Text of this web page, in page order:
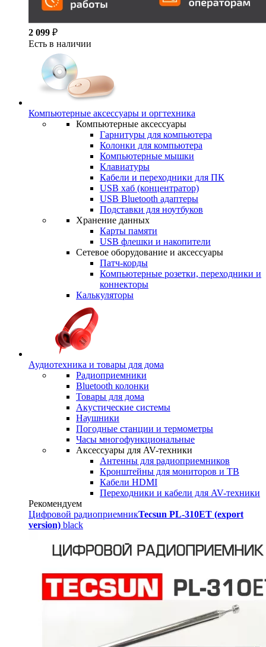
2 099 ₽
Есть в наличии
Компьютерные аксессуары и оргтехника
Компьютерные аксессуары
Гарнитуры для компьютера
Колонки для компьютера
Компьютерные мышки
Клавиатуры
Кабели и переходники для ПК
USB хаб (концентратор)
USB Bluetooth адаптеры
Подставки для ноутбуков
Хранение данных
Карты памяти
USB флешки и накопители
Сетевое оборудование и аксессуары
Патч-корды
Компьютерные розетки, переходники и
коннекторы
Калькуляторы
Аудиотехника и товары для дома
Радиоприемники
Bluetooth колонки
Товары для дома
Акустические системы
Наушники
Погодные станции и термометры
Часы многофункциональные
Аксессуары для AV-техники
Антенны для радиоприемников
Кронштейны для мониторов и ТВ
Кабели HDMI
Переходники и кабели для AV-техники
Рекомендуем
Цифровой радиоприемникTecsun PL-310ET (export
version) black